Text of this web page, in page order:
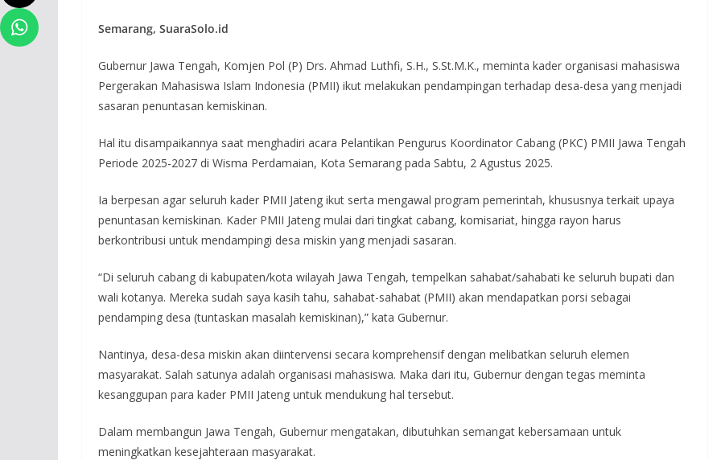
Semarang, SuaraSolo.id
Gubernur Jawa Tengah, Komjen Pol (P) Drs. Ahmad Luthfi, S.H., S.St.M.K., meminta kader organisasi mahasiswa
Pergerakan Mahasiswa Islam Indonesia (PMII) ikut melakukan pendampingan terhadap desa-desa yang menjadi
sasaran penuntasan kemiskinan.
Hal itu disampaikannya saat menghadiri acara Pelantikan Pengurus Koordinator Cabang (PKC) PMII Jawa Tengah
Periode 2025-2027 di Wisma Perdamaian, Kota Semarang pada Sabtu, 2 Agustus 2025.
Ia berpesan agar seluruh kader PMII Jateng ikut serta mengawal program pemerintah, khususnya terkait upaya
penuntasan kemiskinan. Kader PMII Jateng mulai dari tingkat cabang, komisariat, hingga rayon harus
berkontribusi untuk mendampingi desa miskin yang menjadi sasaran.
“Di seluruh cabang di kabupaten/kota wilayah Jawa Tengah, tempelkan sahabat/sahabati ke seluruh bupati dan
wali kotanya. Mereka sudah saya kasih tahu, sahabat-sahabat (PMII) akan mendapatkan porsi sebagai
pendamping desa (tuntaskan masalah kemiskinan),” kata Gubernur.
Nantinya, desa-desa miskin akan diintervensi secara komprehensif dengan melibatkan seluruh elemen
masyarakat. Salah satunya adalah organisasi mahasiswa. Maka dari itu, Gubernur dengan tegas meminta
kesanggupan para kader PMII Jateng untuk mendukung hal tersebut.
Dalam membangun Jawa Tengah, Gubernur mengatakan, dibutuhkan semangat kebersamaan untuk
meningkatkan kesejahteraan masyarakat.